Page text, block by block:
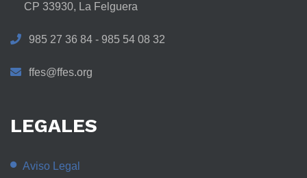
CP 33930, La Felguera
985 27 36 84 - 985 54 08 32
ffes@ffes.org
LEGALES
Aviso Legal